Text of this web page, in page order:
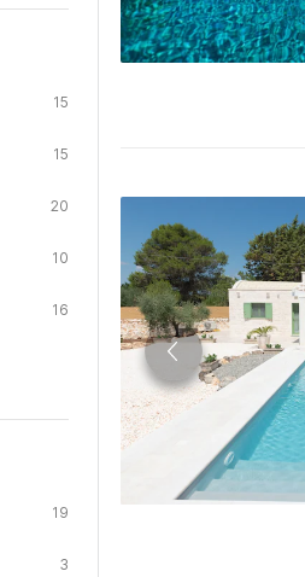
15
15
20
10
16
19
3